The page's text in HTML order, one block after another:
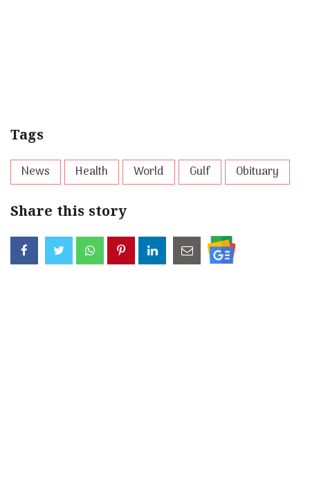
Tags
News Health World Gulf Obituary
Share this story